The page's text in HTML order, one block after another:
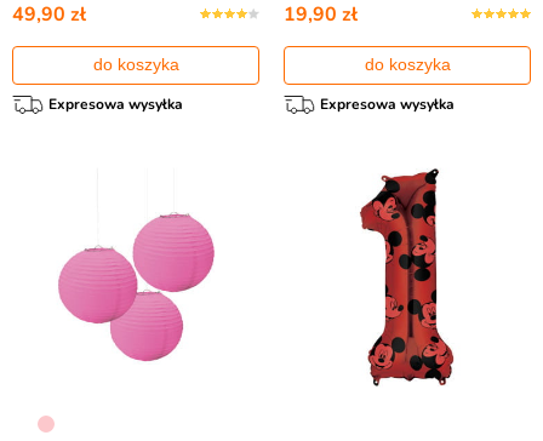
49,90 zł
do koszyka
Expresowa wysyłka
19,90 zł
do koszyka
Expresowa wysyłka